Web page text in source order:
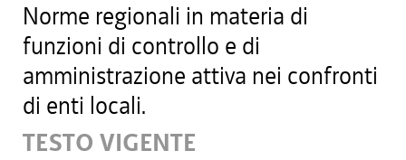
Norme regionali in materia di
funzioni di controllo e di
amministrazione attiva nei confronti
di enti locali.
TESTO VIGENTE